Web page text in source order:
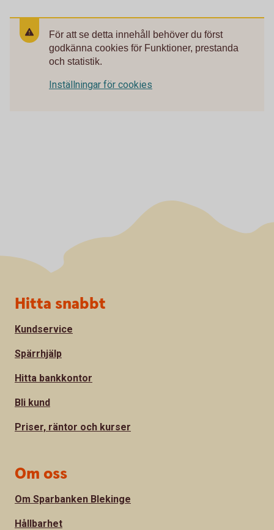
För att se detta innehåll behöver du först
godkänna cookies för Funktioner, prestanda
och statistik.
Inställningar för cookies
Sidfot
Hitta snabbt
Kundservice
Spärrhjälp
Hitta bankkontor
Bli kund
Priser, räntor och kurser
Om oss
Om Sparbanken Blekinge
Hållbarhet